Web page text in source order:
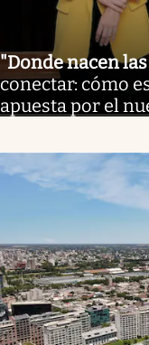
"Donde nacen
conectar: cómo
apuesta por el